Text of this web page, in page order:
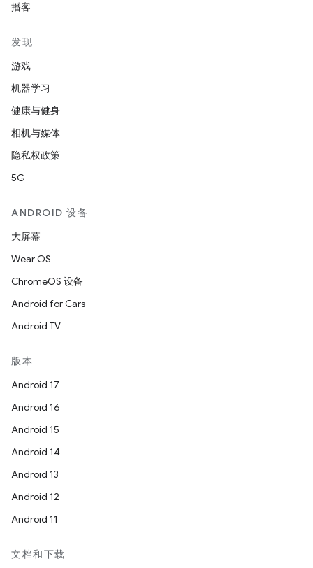
播客
发现
游戏
机器学习
健康与健身
相机与媒体
隐私权政策
5G
ANDROID 设备
大屏幕
Wear OS
ChromeOS 设备
Android for Cars
Android TV
版本
Android 17
Android 16
Android 15
Android 14
Android 13
Android 12
Android 11
文档和下载